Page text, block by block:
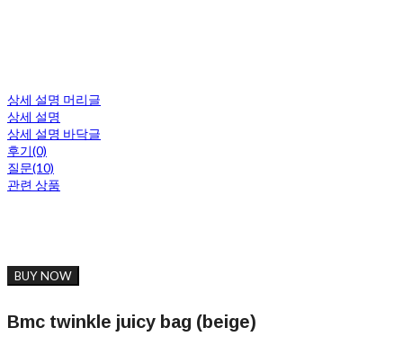
상세 설명 머리글
상세 설명
상세 설명 바닥글
후기(0)
질문(10)
관련 상품
BUY NOW
Bmc twinkle juicy bag (beige)